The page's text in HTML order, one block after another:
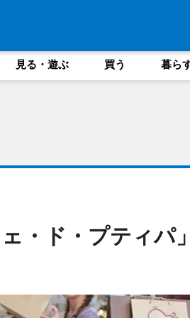
見る・遊ぶ 買う 暮ら
・ド・プティパ